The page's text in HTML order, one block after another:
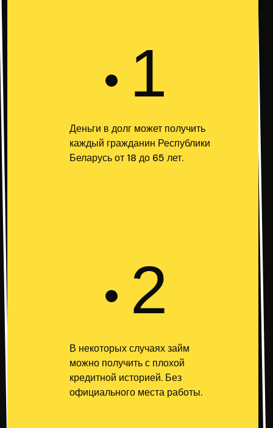
1
Деньги в долг может получить
каждый гражданин Республики
Беларусь от 18 до 65 лет.
2
В некоторых случаях займ
можно получить с плохой
кредитной историей. Без
официального места работы.